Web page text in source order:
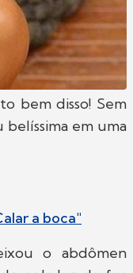
bem disso! Sem
belíssima em uma
a boca"
o abdômen